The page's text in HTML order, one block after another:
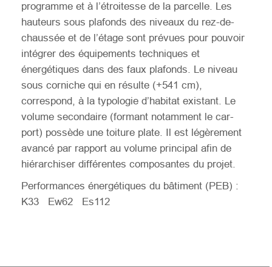
programme et à l’étroitesse de la parcelle. Les
hauteurs sous plafonds des niveaux du rez-de-
chaussée et de l’étage sont prévues pour pouvoir
intégrer des équipements techniques et
énergétiques dans des faux plafonds. Le niveau
sous corniche qui en résulte (+541 cm),
correspond, à la typologie d’habitat existant. Le
volume secondaire (formant notamment le car-
port) possède une toiture plate. Il est légèrement
avancé par rapport au volume principal afin de
hiérarchiser différentes composantes du projet.
Performances énergétiques du bâtiment (PEB) :
K33 Ew62 Es112